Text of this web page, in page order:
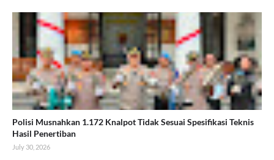
Polisi Musnahkan 1.172 Knalpot Tidak Sesuai Spesifikasi Teknis
Hasil Penertiban
July 30, 2026